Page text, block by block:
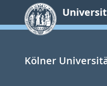
springen
Kölner